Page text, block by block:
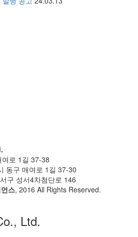
로 1길 37-38
동구 매여로 1길 37-30
구 성서4차첨단로 146
스, 2016 All Rights Reserved.
Ltd.